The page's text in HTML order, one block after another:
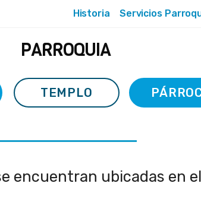
Historia Servicios
PARROQUIA
TEMPLO
encuentran ubicadas en